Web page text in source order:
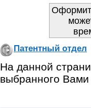
Патентный отдел
На данной
выбранного Вами